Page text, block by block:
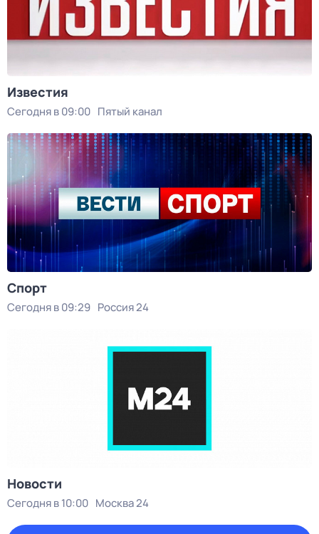
Известия
Сегодня в 09:00 Пятый канал
Спорт
Сегодня в 09:29 Россия 24
Новости
Сегодня в 10:00 Москва 24